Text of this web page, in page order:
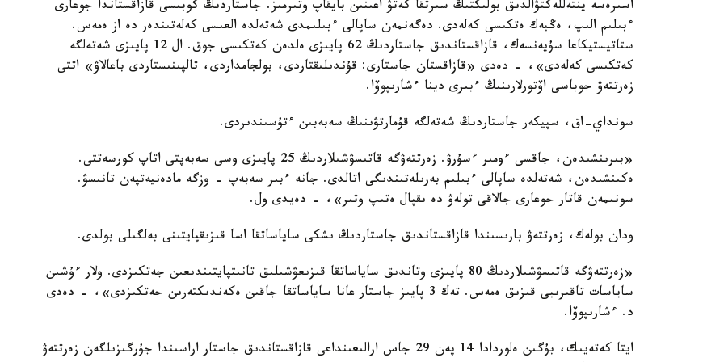
اسىرەسە ينتەللەكتۋالدىق بولىكتىڭ سىرتقا كەتۋ اعىنىن بايقاپ وتىرمىز. جاستاردىڭ كوبىسى قازاقستاندا جوعارى
ءبىلىم الىپ، ەڭبەك ەتكىسى كەلەدى. دەگەنمەن ساپالى ءبىلىمدى شەتەلدە العىسى كەلەتىندەر دە از ەمەس.
ستاتيستيكاعا سۇيەنسەك، قازاقستاندىق جاستاردىڭ 62 پايىزى ەلدەن كەتكىسى جوق. ال 12 پايىزى شەتەلگە
كەتكىسى كەلەدى»، - دەدى «قازاقستان جاستارى: قۇندىلىقتاردى، بولجامداردى، تالپىنىستاردى باعالاۋ» اتتى
زەرتتەۋ جوباسى اۆتورلارىنىڭ ءبىرى دينا ءشارىپوۆا.
سونداي-اق، سپيكەر جاستاردىڭ شەتەلگە قۇمارتۋىنىڭ سەبەبىن ءتۇسىندىردى.
«بىرىنشىدەن، جاقسى ءومىر ءسۇرۋ. زەرتتەۋگە قاتىسۋشىلاردىڭ 25 پايىزى وسى سەبەپتى اتاپ كورسەتتى.
ەكىنشىدەن، شەتەلدە ساپالى ءبىلىم بەرىلەتىندىگى اتالدى. جانە ءبىر سەبەپ - وزگە مادەنيەتپەن تانىسۋ.
سونىمەن قاتار جوعارى جالاقى تولەۋ دە ىقپال ەتىپ وتىر»، - دەيدى ول.
ودان بولەك، زەرتتەۋ بارىسىندا قازاقستاندىق جاستاردىڭ ىشكى ساياساتقا اسا قىزىقپايتىنى بەلگىلى بولدى.
«زەرتتەۋگە قاتىسۋشىلاردىڭ 80 پايىزى وتاندىق ساياساتقا قىزىعۋشىلىق تانىتپايتىندىعىن جەتكىزدى. ولار ءۇشىن
ساياسات تاقىرىبى قىزىق ەمەس. تەك 3 پايىز جاستار عانا ساياساتقا جاقىن ەكەندىكتەرىن جەتكىزدى»، - دەدى
د. ءشارىپوۆا.
ايتا كەتەيىك، بۇگىن ەلوردادا 14 پەن 29 جاس ارالىعىنداعى قازاقستاندىق جاستار اراسىندا جۇرگىزىلگەن زەرتتەۋ